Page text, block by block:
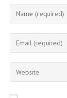
Enter
your
name
comment
Enter
your
email
address
Enter
your